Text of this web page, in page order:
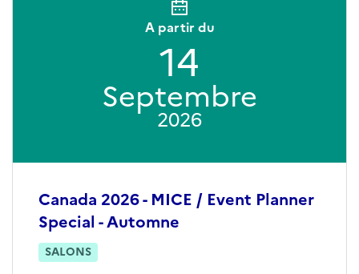
Canada 2026 - MICE / Event Planner
Special - Automne
SALONS
A partir du
14
Septembre
2026